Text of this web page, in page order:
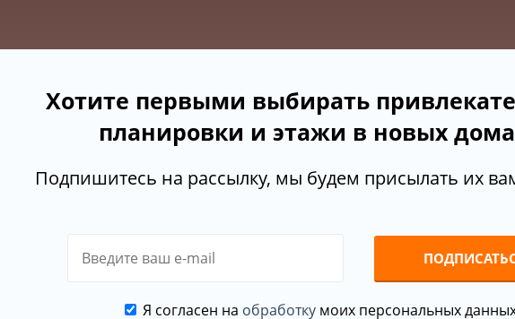
Хотите первыми выбирать
планировки и этажи в новых
Подпишитесь на рассылку, мы будем присылать их
Я согласен на обработкумоих персональных